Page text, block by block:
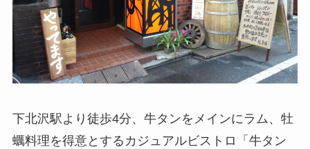
下北沢駅より徒歩4分、牛タンをメインにラム、牡
蠣料理を得意とするカジュアルビストロ「牛タン